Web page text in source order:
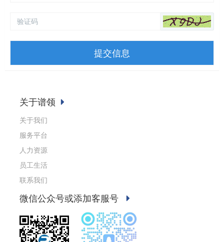
提交信息
关于谱领
关于我们
服务平台
人力资源
员工生活
联系我们
微信公众号或添加客服号